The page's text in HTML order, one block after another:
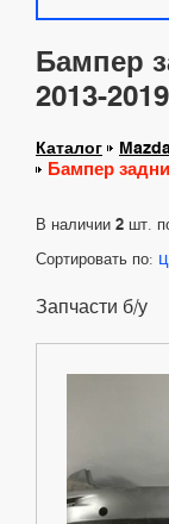
Бампер
2013-2019
Каталог Mazda
Бампер
В наличии 2 шт.
Сортировать по:
Запчасти б/у